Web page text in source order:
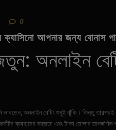
0
আপনার জন্য বোনাস
অনলাইন
ভাবতেন, অনলাইন বেটিং শুধুই ঝুঁকি। কিন্তু
ব্যবহারের সহজতা এবং টাকা তোলার